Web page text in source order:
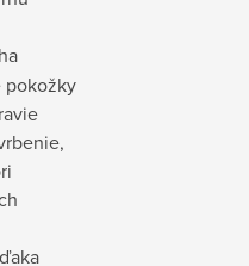
pokožky